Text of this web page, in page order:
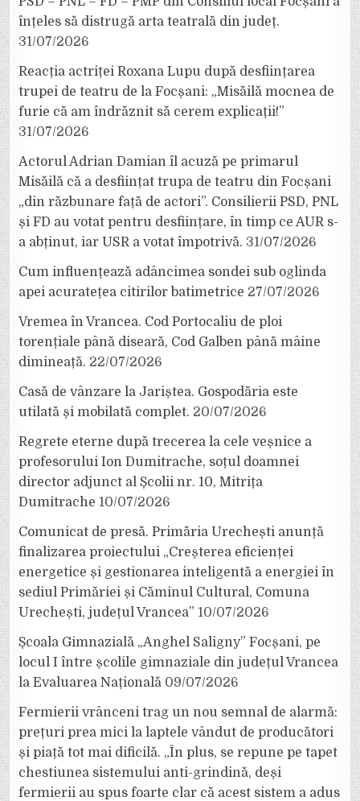
înțeles să distrugă arta teatrală din județ.
31/07/2026
Reacția actriței Roxana Lupu după desființarea
trupei de teatru de la Focșani: „Misăilă mocnea de
furie că am îndrăznit să cerem explicații!”
31/07/2026
Actorul Adrian Damian îl acuză pe primarul
Misăilă că a desființat trupa de teatru din Focșani
„din răzbunare față de actori”. Consilierii PSD, PNL
și FD au votat pentru desființare, în timp ce AUR s-
a abținut, iar USR a votat împotrivă. 31/07/2026
Cum influențează adâncimea sondei sub oglinda
apei acuratețea citirilor batimetrice 27/07/2026
Vremea în Vrancea. Cod Portocaliu de ploi
torențiale până diseară, Cod Galben până mâine
dimineață. 22/07/2026
Casă de vânzare la Jariștea. Gospodăria este
utilată și mobilată complet. 20/07/2026
Regrete eterne după trecerea la cele veșnice a
profesorului Ion Dumitrache, soțul doamnei
director adjunct al Școlii nr. 10, Mitrița
Dumitrache 10/07/2026
Comunicat de presă. Primăria Urechești anunță
finalizarea proiectului „Creșterea eficienței
energetice și gestionarea inteligentă a energiei în
sediul Primăriei și Căminul Cultural, Comuna
Urechești, județul Vrancea” 10/07/2026
Școala Gimnazială „Anghel Saligny” Focșani, pe
locul I între școlile gimnaziale din județul Vrancea
la Evaluarea Națională 09/07/2026
Fermierii vrânceni trag un nou semnal de alarmă:
prețuri prea mici la laptele vândut de producători
și piață tot mai dificilă. „În plus, se repune pe tapet
chestiunea sistemului anti-grindină, deși
fermierii au spus foarte clar că acest sistem a adus